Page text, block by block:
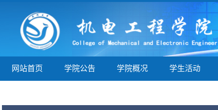
网站首页 学院公告 学院概况 学生活动